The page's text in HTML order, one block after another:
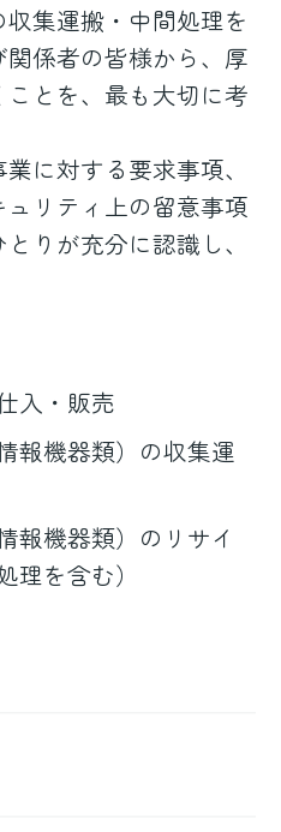
集運搬・中間処理を
係者の皆様から、厚
とを、最も大切に考
に対する要求事項、
リティ上の留意事項
りが充分に認識し、
入・販売
報機器類）の収集運
報機器類）のリサイ
理を含む）